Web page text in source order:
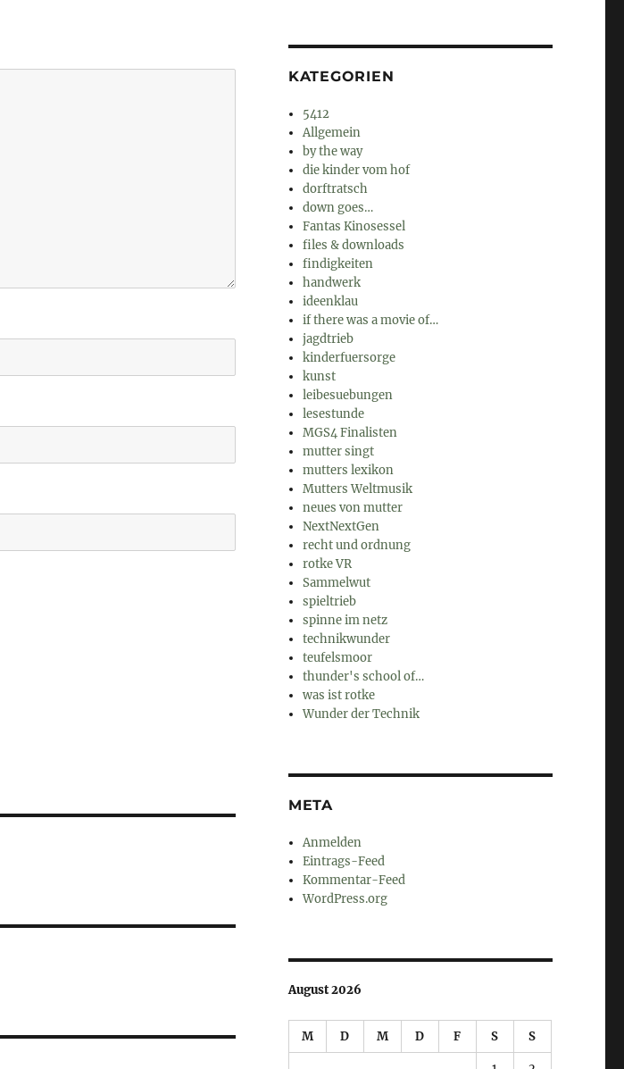
KATEGORIEN
5412
Allgemein
by the way
die kinder vom hof
dorftratsch
down goes…
Fantas Kinosessel
files & downloads
findigkeiten
handwerk
ideenklau
if there was a movie of…
jagdtrieb
kinderfuersorge
kunst
leibesuebungen
lesestunde
MGS4 Finalisten
mutter singt
mutters lexikon
Mutters Weltmusik
neues von mutter
NextNextGen
recht und ordnung
rotke VR
Sammelwut
spieltrieb
spinne im netz
technikwunder
teufelsmoor
thunder's school of…
was ist rotke
Wunder der Technik
META
Anmelden
Eintrags-Feed
Kommentar-Feed
WordPress.org
August 2026
M D M D F S S